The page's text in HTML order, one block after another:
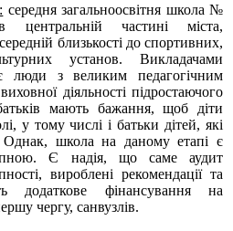
середня загальноосвітня школа №
центральній частині міста,
близькості до спортивних,
установ. Викладачами
люди з великим педагогічним
діяльності підростаючого
мають бажання, щоб діти
у тому числі і батьки дітей, які
Однак, школа на даному етапі є
Є надія, що саме аудит
вироблені рекомендації та
додаткове фінансування на
чергу, санвузлів.